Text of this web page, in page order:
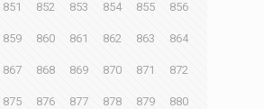
851 852 853 854 855 856
859 860 861 862 863 864
867 868 869 870 871 872
875 876 877 878 879 880